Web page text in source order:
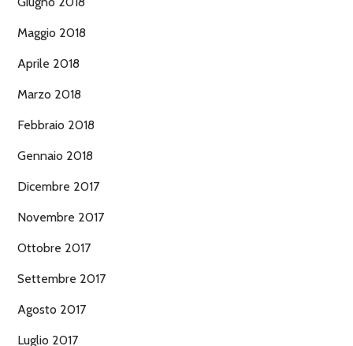
Maggio 2018
Aprile 2018
Marzo 2018
Febbraio 2018
Gennaio 2018
Dicembre 2017
Novembre 2017
Ottobre 2017
Settembre 2017
Agosto 2017
Luglio 2017